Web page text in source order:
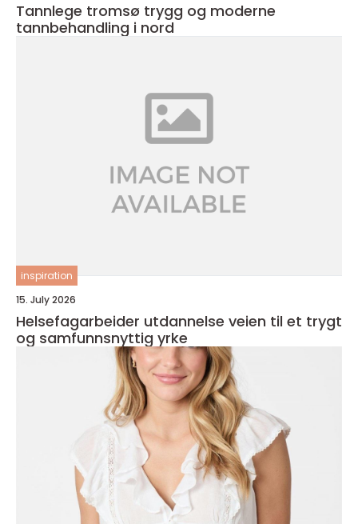
Tannlege tromsø trygg og moderne
tannbehandling i nord
inspiration
15. July 2026
Helsefagarbeider utdannelse veien til et trygt
og samfunnsnyttig yrke